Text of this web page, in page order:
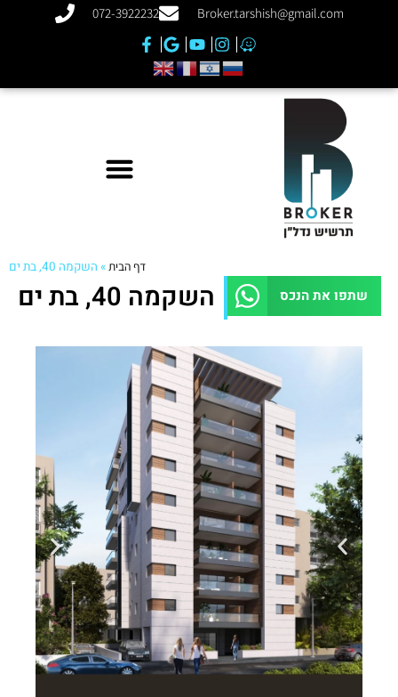
072-3922232 Broker.tarshish@gmail.com
דף הבית» השקמה 40, בת ים
השקמה 40, בת ים שתפו את הנכס